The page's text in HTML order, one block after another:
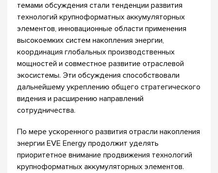
темами обсуждения стали тенденции развития
технологий крупноформатных аккумуляторных
элементов, инновационные области применения
высокоемких систем накопления энергии,
координация глобальных производственных
мощностей и совместное развитие отраслевой
экосистемы. Эти обсуждения способствовали
дальнейшему укреплению общего стратегического
видения и расширению направлений
сотрудничества.
По мере ускоренного развития отрасли накопления
энергии EVE Energy продолжит уделять
приоритетное внимание продвижения технологий
крупноформатных аккумуляторных элементов.